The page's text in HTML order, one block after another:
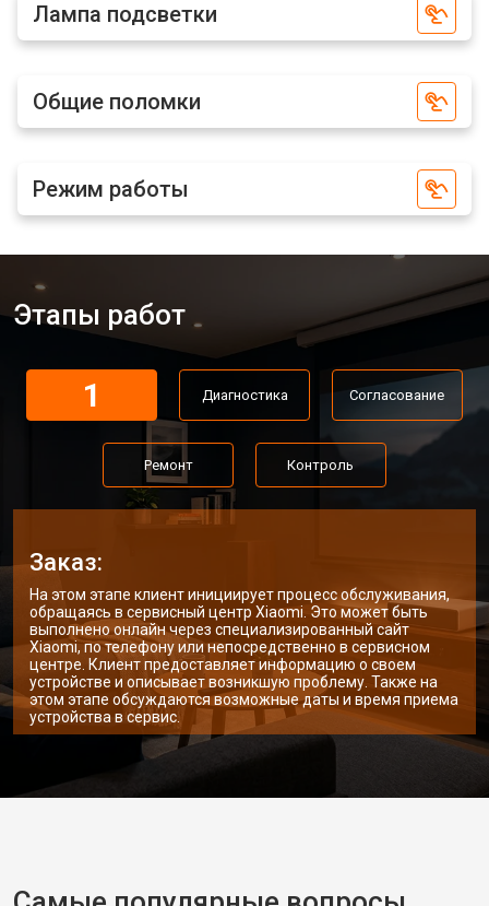
Лампа подсветки
Общие поломки
Режим работы
Этапы работ
1 Диагностика Согласование
Ремонт Контроль
Заказ:
На этом этапе клиент инициирует процесс обслуживания,
обращаясь в сервисный центр Xiaomi. Это может быть
выполнено онлайн через специализированный сайт
Xiaomi, по телефону или непосредственно в сервисном
центре. Клиент предоставляет информацию о своем
устройстве и описывает возникшую проблему. Также на
этом этапе обсуждаются возможные даты и время приема
устройства в сервис.